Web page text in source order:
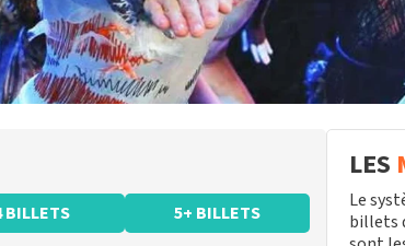
BILLETS 5+ BILLETS
LES
Le
billets